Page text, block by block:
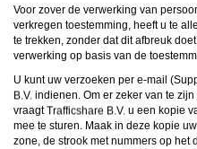
Voor zover de verwerking van
verkregen toestemming, heeft u te
te trekken, zonder dat dit afbreuk
verwerking op basis van de
U kunt uw verzoeken per e-mail (
indienen. Om er zeker van te
vraagt
u een kopie
mee te sturen. Maak in deze kopie
zone, de strook met nummers op het